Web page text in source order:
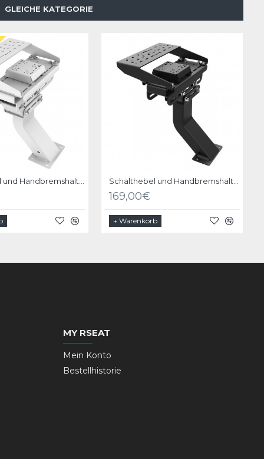
GLEICHE KATEGORIE
169,00€
+ Warenkorb
MY RSEAT
Mein Konto
Bestellhistorie